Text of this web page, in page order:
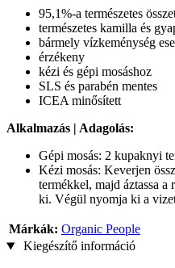
95,1%-a természetes
természetes kamilla és
bármely vízkeménység
érzékeny
kézi és gépi mosáshoz
SLS és parabén mentes
ICEA minősített
Alkalmazás | Adagolás:
Gépi mosás: 2 kupaknyi
Kézi mosás: Keverjen
termékkel, majd áztassa
ki. Végül nyomja ki a
Márkák: Organic People
Kiegészítő információ